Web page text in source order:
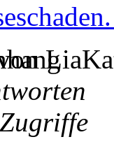
Zugriffe